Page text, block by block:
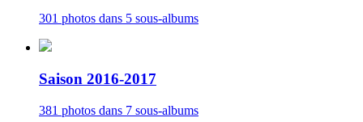
301 photos dans 5 sous-albums
Saison 2016-2017
381 photos dans 7 sous-albums